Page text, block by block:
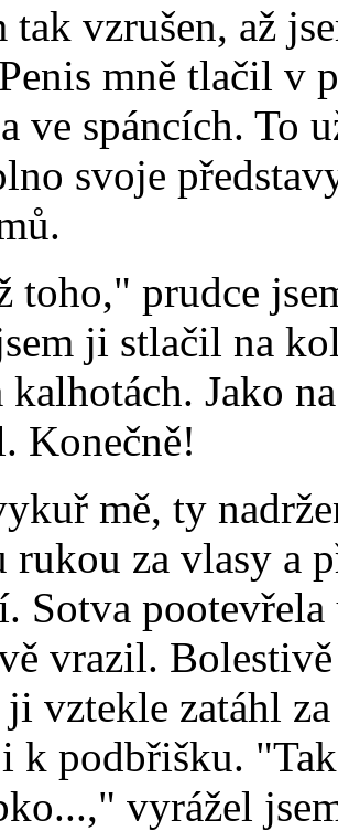
tak vzrušen, až
mně tlačil v
ve spáncích. To
svoje
toho," prudce
ji stlačil na
kalhotách. Jako
Konečně!
mě, ty
rukou za vlasy a
Sotva
vrazil.
ji vztekle zatáhl
k podbřišku.
vyrážel